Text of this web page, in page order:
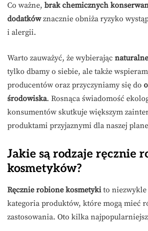
Co ważne, brak chemicznych
dodatkówznacznie obniża ryzyko
i alergii.
Warto zauważyć, że wybierając
tylko dbamy o siebie, ale także
producentów oraz przyczyniamy się do
środowiska. Rosnąca świadomość
konsumentów skutkuje większym
produktami przyjaznymi dla naszej
Jakie są rodzaje ręcznie
kosmetyków?
Ręcznie robione kosmetyki to
kategoria produktów, które mogą mieć
zastosowania. Oto kilka